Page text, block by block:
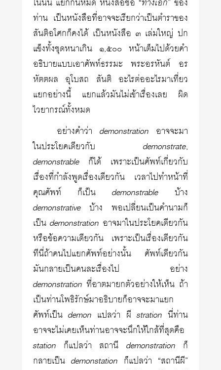
ท่าน เป็นหนังสือที่อาจจะเรียกว่าเป็นตำราของ
สันติอโศกก็คงได้ เป็นหนังสือ ๓ เล่มใหญ่ ปก
แข็งทั้งชุดหนาเกิน ๑,๕๐๐ หน้าเต็มไปด้วยคำ
อธิบายแบบเอาศัพท์ธรรมะ พระอรหันต์ อร
หัตตผล อุโบสถ สันติ อะไรต่ออะไรมาเที่ยว
แยกอย่างนี้ แยกแล้วมันไม่เข้าเรื่องเลย ผิด
ไวยากรณ์ทั้งหมด
อย่างคำว่า demonstration อาจจะมา
ในประโยคเดียวกับ demonstrate,
demonstrable ก็ได้ เพราะเป็นศัพท์เกี่ยวกับ
เรื่องที่กำลังพูดเรื่องเดียวกัน เวลาไปทำหน้าที่
คุณศัพท์ ก็เป็น demonstrableบ้าง
demonstrative บ้าง พอเปลี่ยนเป็นคำนามก็
เป็น demonstration อาจมาในประโยคเดียวกัน
หรือข้อความเดียวกัน เพราะเป็นเรื่องเดียวกัน
ทีนี่ถ้าคนไปแยกศัพท์อย่างนั้น ศัพท์เดียวกัน
มันกลายเป็นคนละเรื่องไป อย่าง
demonstration ที่อาตมายกตัวอย่างให้เห็น ถ้า
เป็นท่านโพธิรักษ์มาอธิบายก็อาจจะมาแยก
ศัพท์เป็นdemon แปลว่า ผีstration นี่ท่าน
อาจจะไม่เคยเห็นท่านอาจจะนึกให้ใกล้ที่สุดคือ
station ก็แปลว่า สถานี demonstration ก็
กลายเป็นdemonstation ก็แปลว่า “สถานีผี”